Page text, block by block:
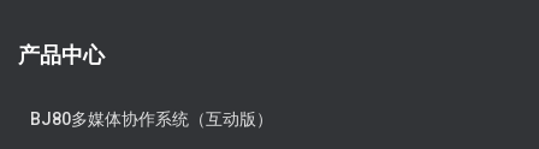
产品中心
BJ80多媒体协作系统（互动版）